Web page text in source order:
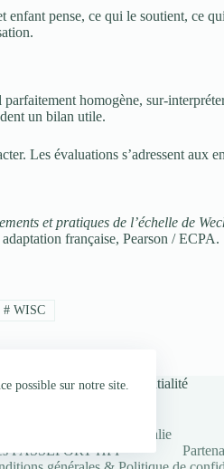
possible sur notre site.
pense, ce qui le soutient, ce
homogène, sur-
un bilan utile.
Les évaluations s’adressent aux
et pratiques de l’échelle de
adaptation française, Pearson / ECPA.
#WISC
& Politique de confidentialité
Groupe Alexalie
PASSEPORT HPI